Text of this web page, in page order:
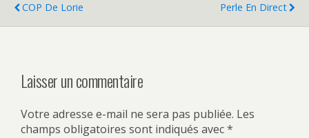
COP De Lorie
Perle En Direct
Laisser un commentaire
Votre adresse e-mail ne sera pas publiée. Les
champs obligatoires sont indiqués avec*